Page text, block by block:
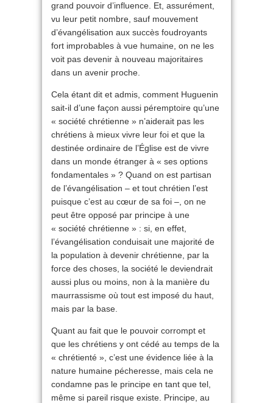
grand pouvoir d’influence. Et, assurément,
vu leur petit nombre, sauf mouvement
d’évangélisation aux succès foudroyants
fort improbables à vue humaine, on ne les
voit pas devenir à nouveau majoritaires
dans un avenir proche.
Cela étant dit et admis, comment Huguenin
sait-il d’une façon aussi péremptoire qu’une
« société chrétienne » n’aiderait pas les
chrétiens à mieux vivre leur foi et que la
destinée ordinaire de l’Église est de vivre
dans un monde étranger à « ses options
fondamentales » ? Quand on est partisan
de l’évangélisation – et tout chrétien l’est
puisque c’est au cœur de sa foi –, on ne
peut être opposé par principe à une
« société chrétienne » : si, en effet,
l’évangélisation conduisait une majorité de
la population à devenir chrétienne, par la
force des choses, la société le deviendrait
aussi plus ou moins, non à la manière du
maurrassisme où tout est imposé du haut,
mais par la base.
Quant au fait que le pouvoir corrompt et
que les chrétiens y ont cédé au temps de la
« chrétienté », c’est une évidence liée à la
nature humaine pécheresse, mais cela ne
condamne pas le principe en tant que tel,
même si pareil risque existe. Principe, au